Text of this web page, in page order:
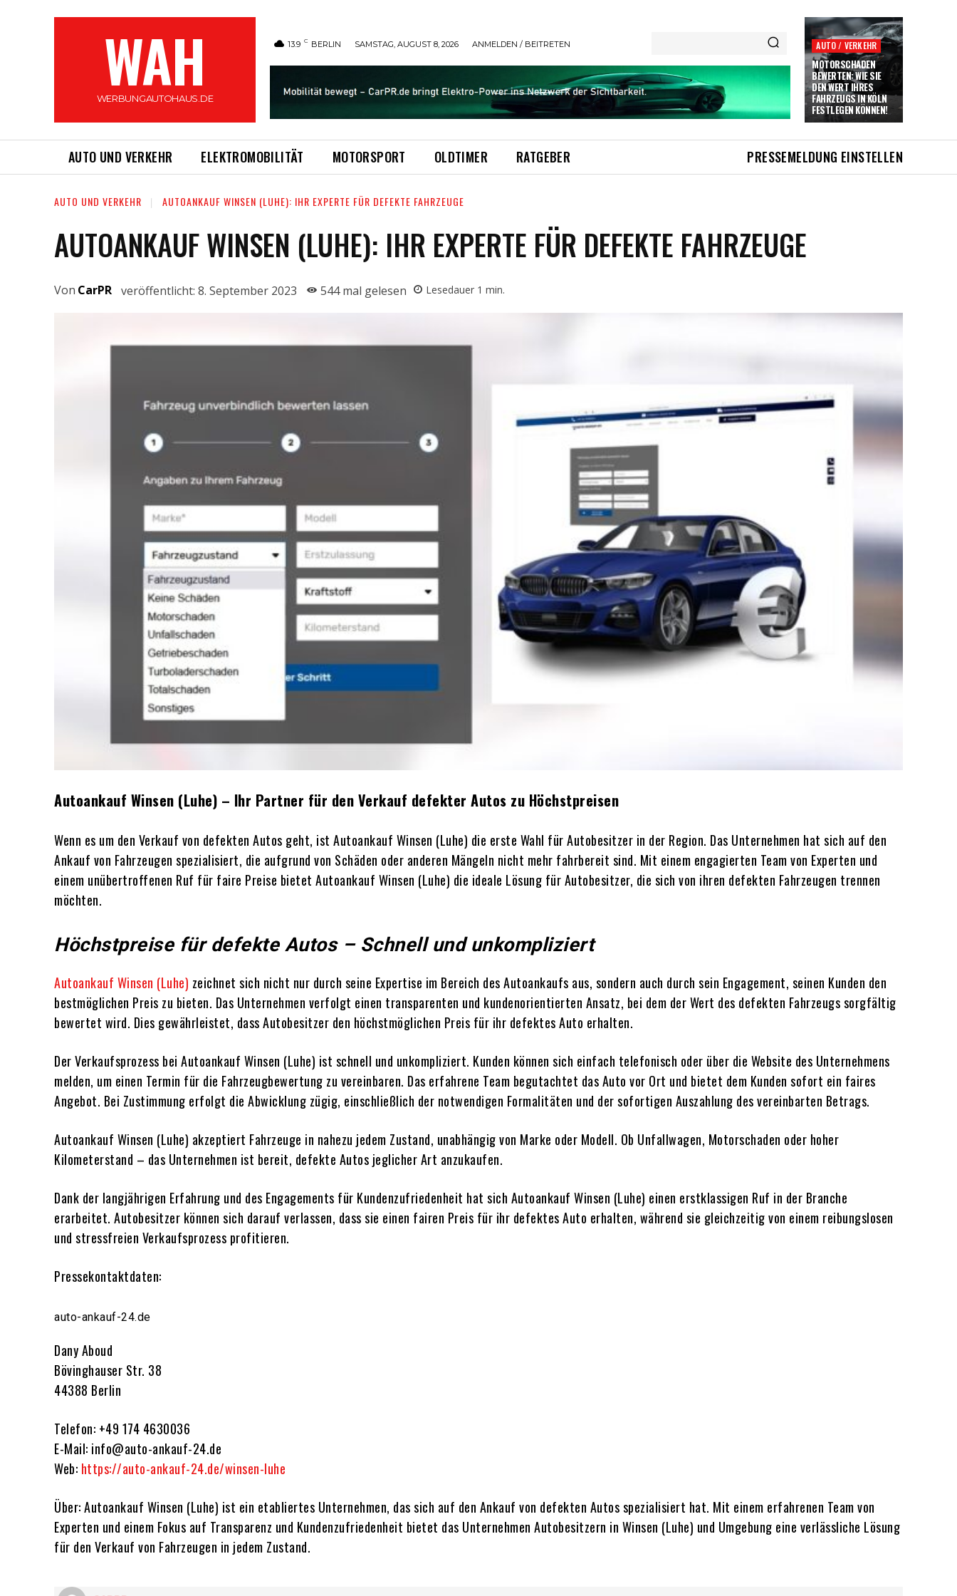
WAH
WERBUNGAUTOHAUS.DE
13.9 C BERLIN SAMSTAG, AUGUST 8, 2026 ANMELDEN / BEITRETEN AUTO / VERKEHR
MOTORSCHADEN
BEWERTEN: WIE SIE
DEN WERT IHRES
FAHRZEUGS IN KÖLN
FESTLEGEN KÖNNEN!
AUTO UND VERKEHR ELEKTROMOBILITÄT MOTORSPORT OLDTIMER RATGEBER PRESSEMELDUNG EINSTELLEN
AUTO UND VERKEHR AUTOANKAUF WINSEN (LUHE): IHR EXPERTE FÜR DEFEKTE FAHRZEUGE
AUTOANKAUF WINSEN (LUHE): IHR EXPERTE FÜR DEFEKTE FAHRZEUGE
Von CarPR veröffentlicht: 8. September 2023 544mal gelesen Lesedauer 1 min.
Autoankauf Winsen (Luhe) – Ihr Partner für den Verkauf defekter Autos zu Höchstpreisen
Wenn es um den Verkauf von defekten Autos geht, ist Autoankauf Winsen (Luhe) die erste Wahl für Autobesitzer in der Region. Das Unternehmen hat sich auf den
Ankauf von Fahrzeugen spezialisiert, die aufgrund von Schäden oder anderen Mängeln nicht mehr fahrbereit sind. Mit einem engagierten Team von Experten und
einem unübertroffenen Ruf für faire Preise bietet Autoankauf Winsen (Luhe) die ideale Lösung für Autobesitzer, die sich von ihren defekten Fahrzeugen trennen
möchten.
Höchstpreise für defekte Autos – Schnell und unkompliziert
Autoankauf Winsen (Luhe) zeichnet sich nicht nur durch seine Expertise im Bereich des Autoankaufs aus, sondern auch durch sein Engagement, seinen Kunden den
bestmöglichen Preis zu bieten. Das Unternehmen verfolgt einen transparenten und kundenorientierten Ansatz, bei dem der Wert des defekten Fahrzeugs sorgfältig
bewertet wird. Dies gewährleistet, dass Autobesitzer den höchstmöglichen Preis für ihr defektes Auto erhalten.
Der Verkaufsprozess bei Autoankauf Winsen (Luhe) ist schnell und unkompliziert. Kunden können sich einfach telefonisch oder über die Website des Unternehmens
melden, um einen Termin für die Fahrzeugbewertung zu vereinbaren. Das erfahrene Team begutachtet das Auto vor Ort und bietet dem Kunden sofort ein faires
Angebot. Bei Zustimmung erfolgt die Abwicklung zügig, einschließlich der notwendigen Formalitäten und der sofortigen Auszahlung des vereinbarten Betrags.
Autoankauf Winsen (Luhe) akzeptiert Fahrzeuge in nahezu jedem Zustand, unabhängig von Marke oder Modell. Ob Unfallwagen, Motorschaden oder hoher
Kilometerstand – das Unternehmen ist bereit, defekte Autos jeglicher Art anzukaufen.
Dank der langjährigen Erfahrung und des Engagements für Kundenzufriedenheit hat sich Autoankauf Winsen (Luhe) einen erstklassigen Ruf in der Branche
erarbeitet. Autobesitzer können sich darauf verlassen, dass sie einen fairen Preis für ihr defektes Auto erhalten, während sie gleichzeitig von einem reibungslosen
und stressfreien Verkaufsprozess profitieren.
Pressekontaktdaten:
auto-ankauf-24.de
Dany Aboud
Bövinghauser Str. 38
44388 Berlin
Telefon: +49 174 4630036
E-Mail: info@auto-ankauf-24.de
Web: https://auto-ankauf-24.de/winsen-luhe
Über: Autoankauf Winsen (Luhe) ist ein etabliertes Unternehmen, das sich auf den Ankauf von defekten Autos spezialisiert hat. Mit einem erfahrenen Team von
Experten und einem Fokus auf Transparenz und Kundenzufriedenheit bietet das Unternehmen Autobesitzern in Winsen (Luhe) und Umgebung eine verlässliche Lösung
für den Verkauf von Fahrzeugen in jedem Zustand.